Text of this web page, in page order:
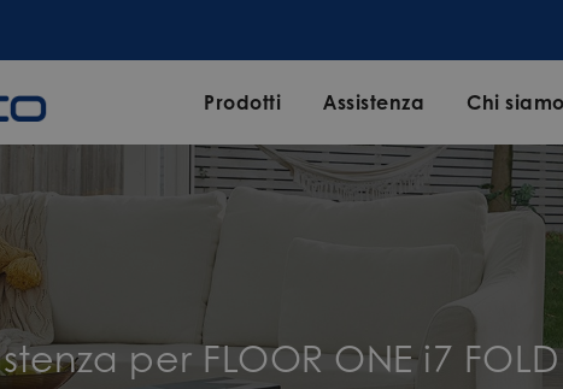
Prodotti Assistenza Chi siamo
per FLOOR ONE i7 FOLD